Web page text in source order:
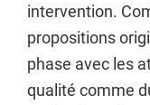
intervention.
propositions
phase avec les
qualité comme